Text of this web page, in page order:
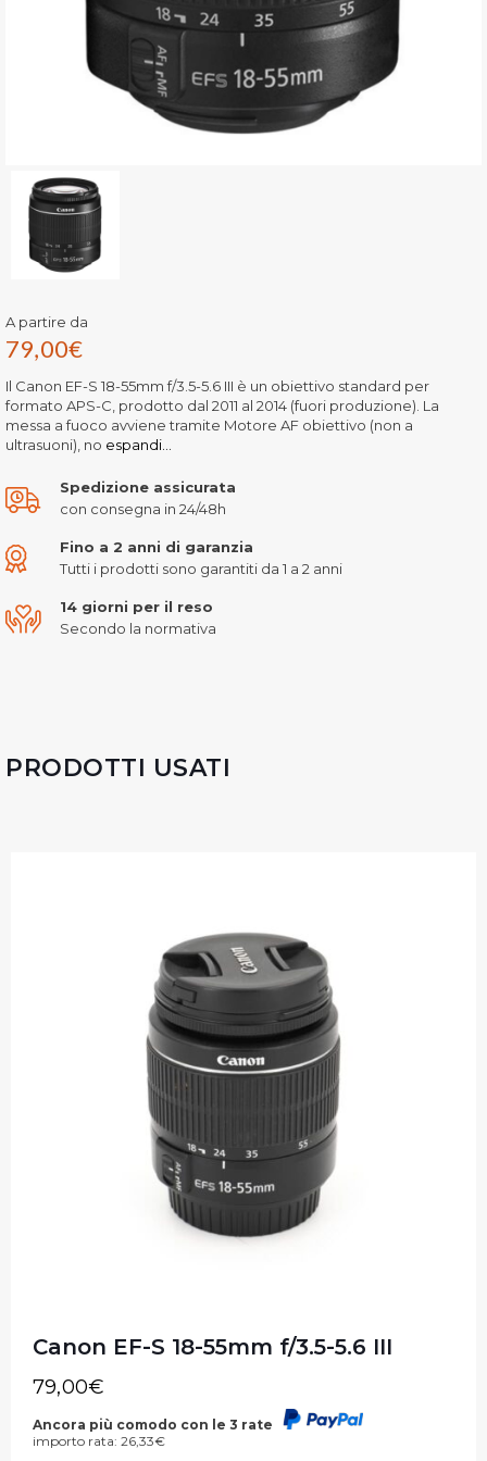
A partire da
79,00€
Il Canon EF-S 18-55mm f/3.5-5.6 III è un obiettivo standard per
formato APS-C, prodotto dal 2011 al 2014 (fuori produzione). La
messa a fuoco avviene tramite Motore AF obiettivo (non a
ultrasuoni), no espandi...
Spedizione assicurata
con consegna in 24/48h
Fino a 2 anni di garanzia
Tutti i prodotti sono garantiti da 1 a 2 anni
14 giorni per il reso
Secondo la normativa
PRODOTTI USATI
Canon EF-S 18-55mm f/3.5-5.6 III
79,00€
Ancora più comodo con le 3 rate
importo rata: 26,33€